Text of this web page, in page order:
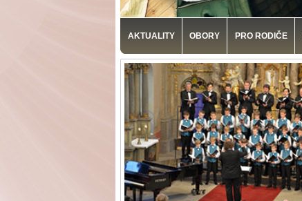
AKTUALITY OBORY PRO RODIČE